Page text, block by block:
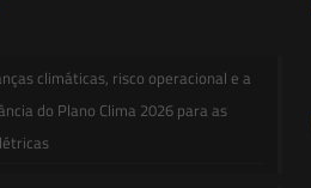
climáticas, risco operacional e a
do Plano Clima 2026 para as